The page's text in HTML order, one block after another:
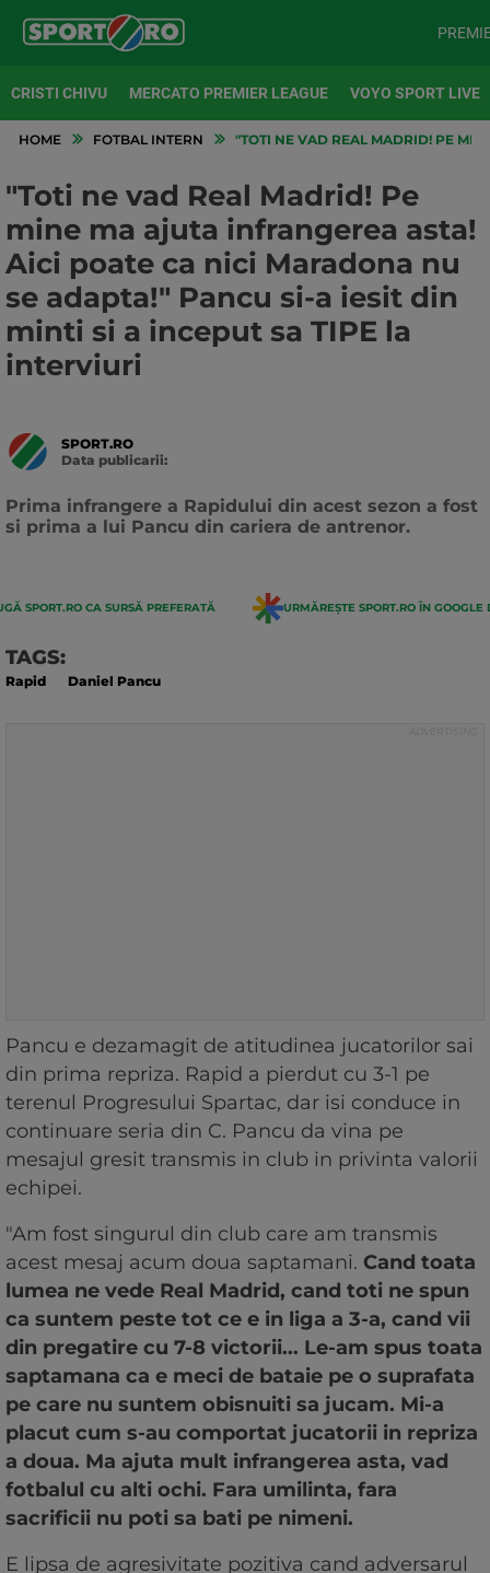
CRISTI CHIVU MERCATO PREMIER LEAGUE VOYO SPORT LIVE
HOME FOTBAL INTERN "TOTI NE VAD REAL MADRID! PE
"Toti ne vad Real Madrid! Pe
mine ma ajuta infrangerea asta!
Aici poate ca nici Maradona nu
se adapta!" Pancu si-a iesit din
minti si a inceput sa TIPE la
interviuri
SPORT.RO
Data publicarii:
Prima infrangere a Rapidului din acest sezon a fost
si prima a lui Pancu din cariera de antrenor.
SPORT.RO CA SURSĂ PREFERATĂ URMĂREȘTE SPORT.RO ÎN GOOGLE
TAGS:
Rapid Daniel Pancu
Pancu e dezamagit de atitudinea jucatorilor sai
din prima repriza. Rapid a pierdut cu 3-1 pe
terenul Progresului Spartac, dar isi conduce in
continuare seria din C. Pancu da vina pe
mesajul gresit transmis in club in privinta valorii
echipei.
"Am fost singurul din club care am transmis
acest mesaj acum doua saptamani. Cand toata
lumea ne vede Real Madrid, cand toti ne spun
ca suntem peste tot ce e in liga a 3-a, cand vii
din pregatire cu 7-8 victorii... Le-am spus toata
saptamana ca e meci de bataie pe o suprafata
pe care nu suntem obisnuiti sa jucam. Mi-a
placut cum s-au comportat jucatorii in repriza
a doua. Ma ajuta mult infrangerea asta, vad
fotbalul cu alti ochi. Fara umilinta, fara
sacrificii nu poti sa bati pe nimeni.
E lipsa de agresivitate pozitiva cand adversarul